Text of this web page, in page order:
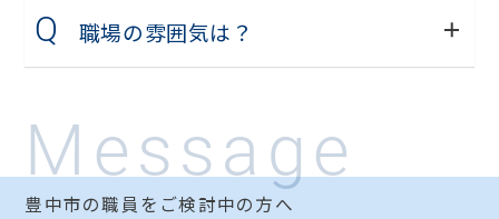
Q 職場の雰囲気は？
Message
豊中市の職員をご検討中の方へ